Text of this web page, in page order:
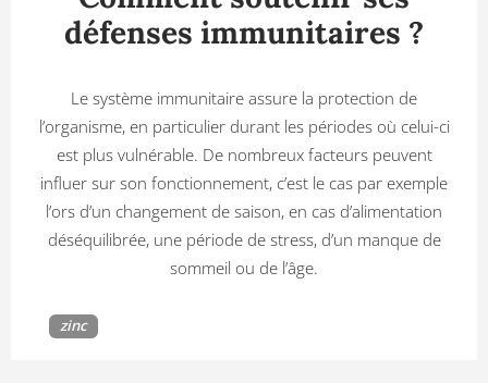
défenses immunitaires ?
Le système immunitaire assure la protection de
l’organisme, en particulier durant les périodes où celui-ci
est plus vulnérable. De nombreux facteurs peuvent
influer sur son fonctionnement, c’est le cas par exemple
l’ors d’un changement de saison, en cas d’alimentation
déséquilibrée, une période de stress, d’un manque de
sommeil ou de l’âge.
zinc